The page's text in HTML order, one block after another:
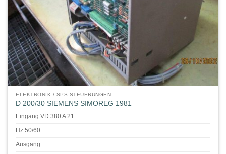
ELEKTRONIK / SPS-STEUERUNGEN
D 200/30 SIEMENS SIMOREG 1981
Eingang VD 380 A 21
Hz 50/60
Ausgang